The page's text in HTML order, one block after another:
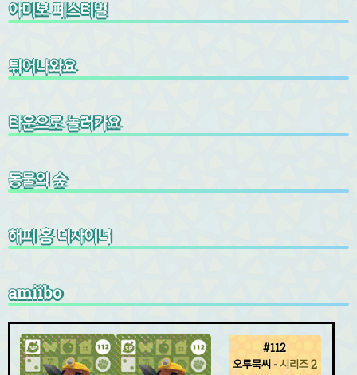
아미보 페스티벌
튀어나와요
타운으로 놀러가요
동물의 숲
해피 홈 디자이너
amiibo
#112
오루묵씨 -시리즈 2